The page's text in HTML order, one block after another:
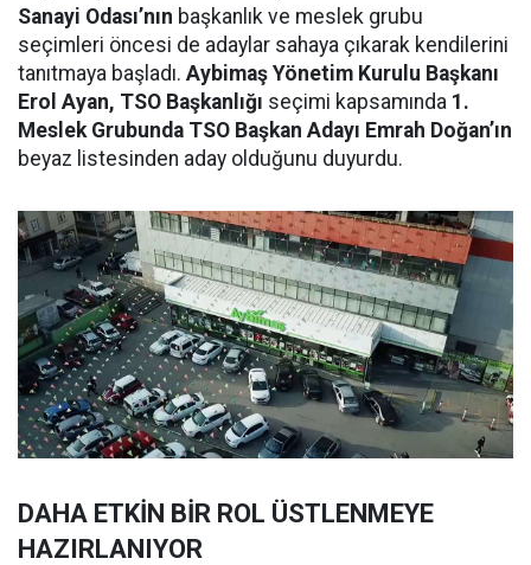
Sanayi Odası’nın başkanlık ve meslek grubu
seçimleri öncesi de adaylar sahaya çıkarak kendilerini
tanıtmaya başladı. Aybimaş Yönetim Kurulu Başkanı
Erol Ayan, TSO Başkanlığı seçimi kapsamında 1.
Meslek Grubunda TSO Başkan Adayı Emrah Doğan’ın
beyaz listesinden aday olduğunu duyurdu.
DAHA ETKİN BİR ROL ÜSTLENMEYE
HAZIRLANIYOR